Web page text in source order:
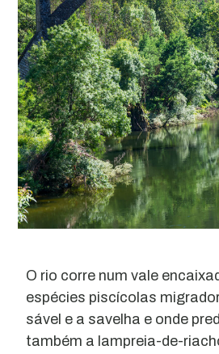
O rio corre num vale
espécies piscícolas
sável e a savelha e onde
também a lampreia-de-